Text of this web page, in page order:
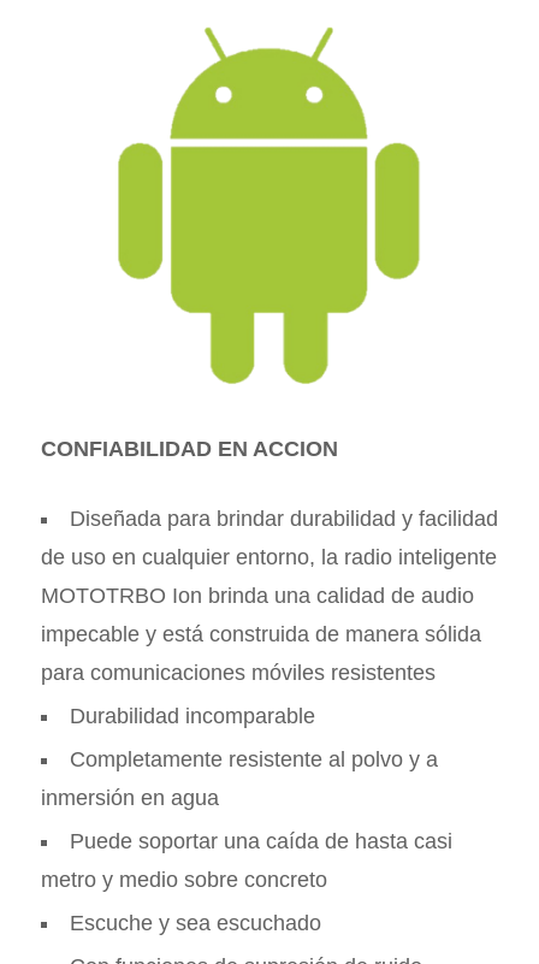
CONFIABILIDAD EN ACCION
Diseñada para brindar durabilidad y facilidad
de uso en cualquier entorno, la radio inteligente
MOTOTRBO Ion brinda una calidad de audio
impecable y está construida de manera sólida
para comunicaciones móviles resistentes
Durabilidad incomparable
Completamente resistente al polvo y a
inmersión en agua
Puede soportar una caída de hasta casi
metro y medio sobre concreto
Escuche y sea escuchado